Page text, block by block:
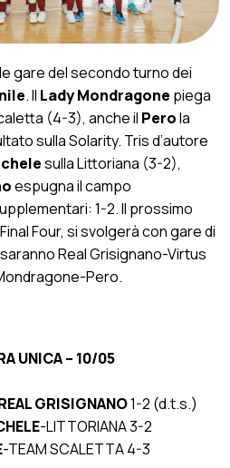
gare del secondo turno dei
. Il Lady Mondragone piega
(4-3), anche il Perola
sulla Solarity. Tris d’autore
sulla Littoriana (3-2),
espugna il campo
1-2. Il prossimo
Four, si svolgerà con gare di
Real Grisignano-Virtus
Pero.
UNICA – 10/05
GRISIGNANO1-2 (d.t.s.)
-LITTORIANA 3-2
-TEAM SCALETTA 4-3